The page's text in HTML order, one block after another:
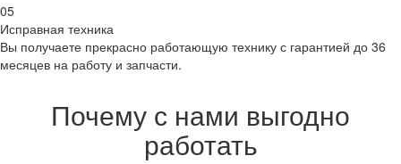
05
Исправная техника
Вы получаете прекрасно работающую технику с гарантией до 36
месяцев на работу и запчасти.
Почему с нами выгодно
работать